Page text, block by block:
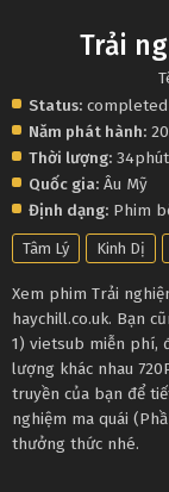
Trải
Status: completed
Năm phát hành:
Thời lượng:
Quốc gia: Âu Mỹ
Định dạng: Phim
Tâm Lý Kinh Dị
Xem phim Trải
haychill.co.uk. Bạn
1) vietsub miễn phí,
lượng khác nhau
truyền của bạn để
nghiệm ma quái
thưởng thức nhé.